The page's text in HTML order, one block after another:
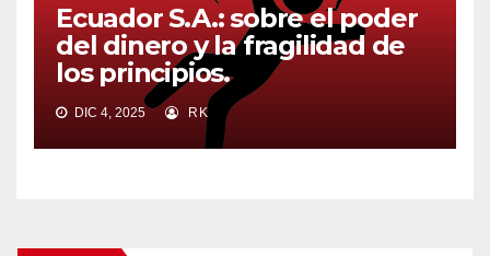
Ecuador S.A.: sobre el poder
del dinero y la fragilidad de
los principios.
DIC 4, 2025 RK